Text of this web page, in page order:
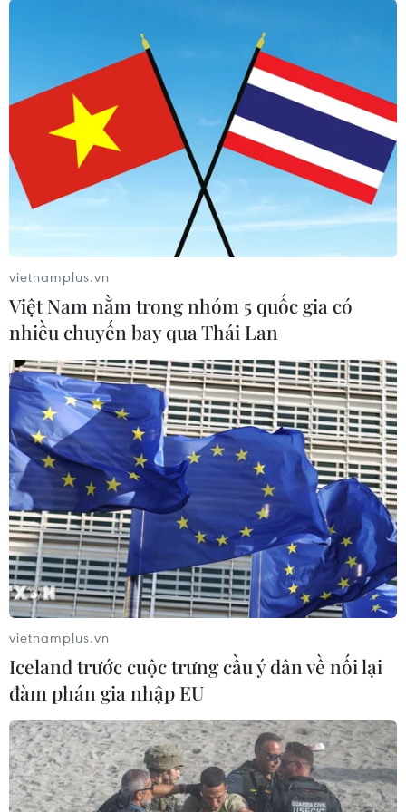
vietnamplus.vn
Việt Nam nằm trong nhóm 5 quốc gia có
nhiều chuyến bay qua Thái Lan
vietnamplus.vn
Iceland trước cuộc trưng cầu ý dân về nối lại
đàm phán gia nhập EU